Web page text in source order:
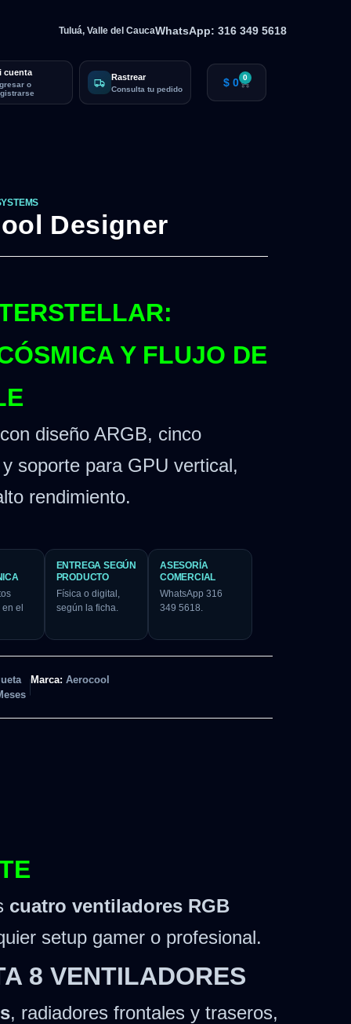
Tuluá, Valle del CaucaWhatsApp: 316 349 5618
cuenta
o
Rastrear
Consulta tu pedido $ 0 0
Designer
Y FLUJO DE
diseño ARGB, cinco
soporte para GPU vertical,
rendimiento.
el
ENTREGA SEGÚN
PRODUCTO
Física o digital,
según la ficha.
ASESORÍA
COMERCIAL
WhatsApp 316
349 5618.
Marca: Aerocool
cuatro ventiladores RGB
setup gamer o profesional.
8 VENTILADORES
, radiadores frontales y traseros,